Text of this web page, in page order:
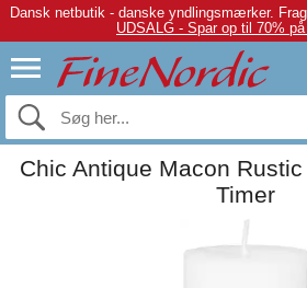
Dansk netbutik - danske yndlingsmærker.
UDSALG - Spar op til 70%
Chic Antique Macon
Timer